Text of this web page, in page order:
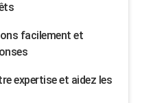
facilement et
expertise et aidez les